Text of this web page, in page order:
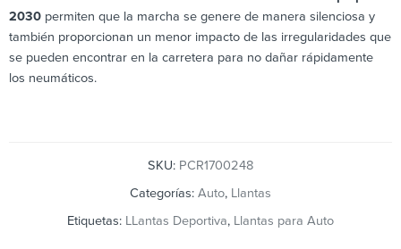
2030 permiten que la marcha se genere de manera silenciosa y
también proporcionan un menor impacto de las irregularidades que
se pueden encontrar en la carretera para no dañar rápidamente
los neumáticos.
SKU: PCR1700248
Categorías: Auto, Llantas
Etiquetas: LLantas Deportiva, Llantas para Auto